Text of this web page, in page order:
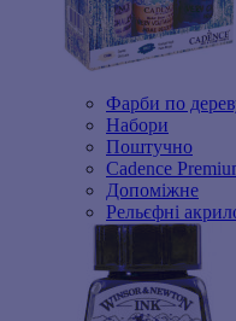
Фарби по
Набори
Поштучно
Cadence
Допоміжне
Рельєфні